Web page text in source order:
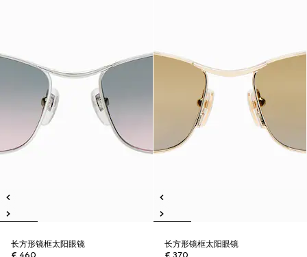
长方形镜框太阳眼镜
€ 460
长方形镜框太阳眼镜
€ 370